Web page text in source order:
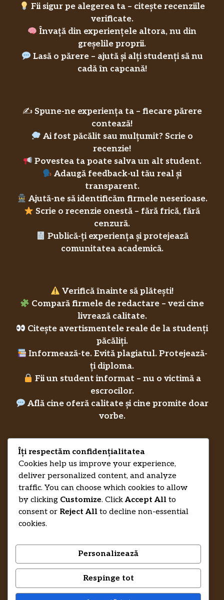
Fii sigur pe alegerea ta – citește recenziile
verificate.
Învață din experiențele altora, nu din
greșelile proprii.
Lasă o părere – ajută și alți studenți să nu
cadă în capcană!
✍️ Spune-ne experiența ta – fiecare părere
contează!
Ai fost păcălit sau mulțumit? Scrie o
recenzie!
Povestea ta poate salva un alt student.
Adaugă feedback-ul tău real și
transparent.
Ajută-ne să identificăm firmele neserioase.
Scrie o recenzie onestă – fără frică, fără
cenzură.
Publică-ți experiența și protejează
comunitatea academică.
Verifică înainte să plătești!
Compară firmele de redactare – vezi cine
livrează calitate.
Citește avertismentele reale de la studenți
păcăliți.
Informează-te. Evită plagiatul. Protejează-
ți diploma.
Fii un student informat – nu o victimă a
escrocilor.
Află cine oferă calitate și cine promite doar
vorbe.
RecenziiLucrareLicenta.euCreditsPrivacy Policy
© 2026 RecenziiLucrareLicenta.eu •
Trimite-ne un mesaj și te ajutăm să-ți
Îți respectăm confidențialitatea
Cookies help us improve your experience,
deliver personalized content, and analyze
traffic. You can choose which cookies to allow
by clicking Customize. Click Accept All to
consent or Reject All to decline non-essential
cookies.
Personalizează
Respinge tot